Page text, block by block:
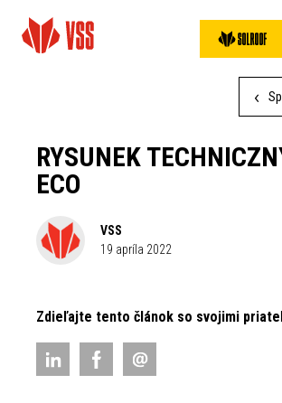
RYSUNEK
ECO
VSS
19 apríla 2022
Zdieľajte tento článok so svojimi